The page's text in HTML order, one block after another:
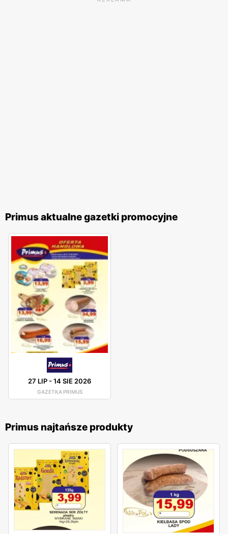
Primus aktualne gazetki promocyjne
27 LIP-14 SIE 2026
GAZETKA PRIMUS
Primus najtańsze produkty